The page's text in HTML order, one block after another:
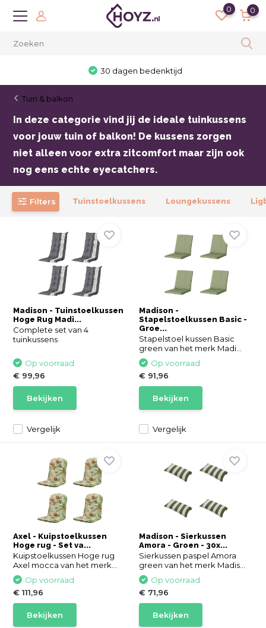
0 0
30 dagen bedenktijd
Tuin & balkon
In deze categorie vind jij de ideale tuinkussens
voor jouw tuin of balkon! De kussens zorgen
niet alleen voor extra zitcomfort maar zijn ook
nog eens echte eyecatchers.
Filters Tuinstoelkussens Loungekussens
Madison - Tuinstoelkussen
Hoge Rug Madi...
Complete set van 4
tuinkussens
Vergelijk
Op voorraad
€ 99,96
Bekijken
Madison -
Stapelstoelkussen Basic -
Groe...
Stapelstoel kussen Basic
green van het merk Madi...
Vergelijk
Op voorraad
€ 91,96
Bekijken
Axel - Kuipstoelkussen
Hoge rug - Set va...
Kuipstoelkussen Hoge rug
Axel mocca van het merk...
Op voorraad
€ 111,96
Bekijken
Madison - Sierkussen
Amora - Groen - 30x...
Sierkussen paspel Amora
green van het merk Madis...
Op voorraad
€ 71,96
Bekijken